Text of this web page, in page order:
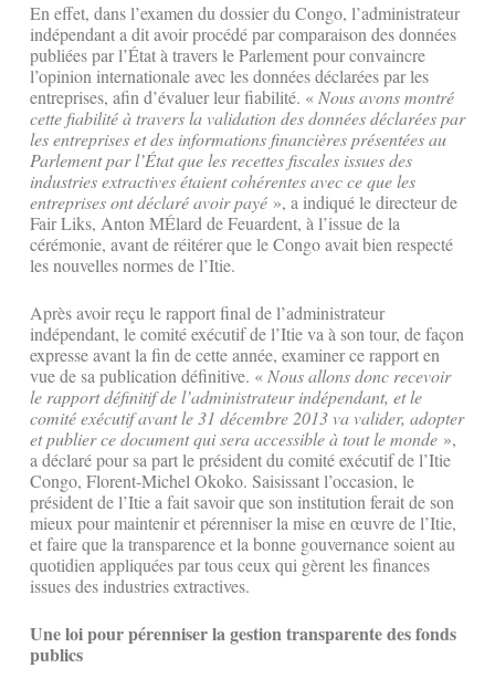
En effet, dans l’examen du dossier du Congo, l’administrateur
indépendant a dit avoir procédé par comparaison des données
publiées par l’État à travers le Parlement pour convaincre
l’opinion internationale avec les données déclarées par les
entreprises, afin d’évaluer leur fiabilité. «Nous avons montré
cette fiabilité à travers la validation des données déclarées par
les entreprises et des informations financières présentées au
Parlement par l’État que les recettes fiscales issues des
industries extractives étaient cohérentes avec ce que les
entreprises ont déclaré avoir payé », a indiqué le directeur de
Fair Liks, Anton MÉlard de Feuardent, à l’issue de la
cérémonie, avant de réitérer que le Congo avait bien respecté
les nouvelles normes de l’Itie.
Après avoir reçu le rapport final de l’administrateur
indépendant, le comité exécutif de l’Itie va à son tour, de façon
expresse avant la fin de cette année, examiner ce rapport en
vue de sa publication définitive. «Nous allons donc recevoir
le rapport définitif de l’administrateur indépendant, et le
comité exécutif avant le 31 décembre 2013 va valider, adopter
et publier ce document qui sera accessible à tout le monde »,
a déclaré pour sa part le président du comité exécutif de l’Itie
Congo, Florent-Michel Okoko. Saisissant l’occasion, le
président de l’Itie a fait savoir que son institution ferait de son
mieux pour maintenir et pérenniser la mise en œuvre de l’Itie,
et faire que la transparence et la bonne gouvernance soient au
quotidien appliquées par tous ceux qui gèrent les finances
issues des industries extractives.
Une loi pour pérenniser la gestion transparente des fonds
publics